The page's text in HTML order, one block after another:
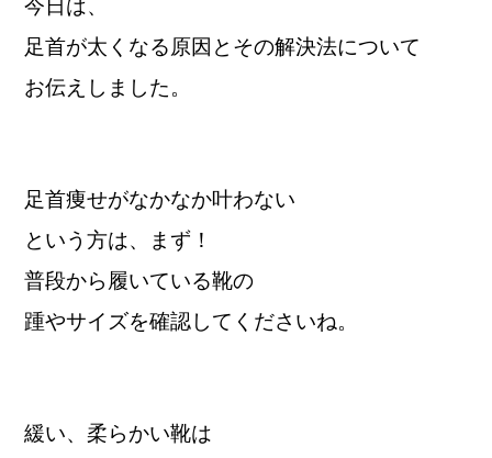
今日は、
足首が太くなる原因とその解決法について
お伝えしました。
足首痩せがなかなか叶わない
という方は、まず！
普段から履いている靴の
踵やサイズを確認してくださいね。
緩い、柔らかい靴は